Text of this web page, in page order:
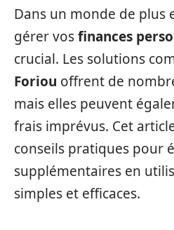
Dans un monde de plus
gérer vosfinances
crucial. Les solutions
Foriou offrent de
mais elles peuvent
frais imprévus. Cet
conseils pratiques pour
supplémentaires en
simples et efficaces.